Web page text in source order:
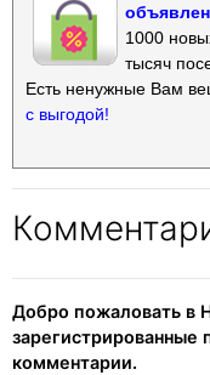
1000
тысяч
Есть ненужные Вам
с выгодой!
Добро пожаловать в
зарегистрированные
комментарии.